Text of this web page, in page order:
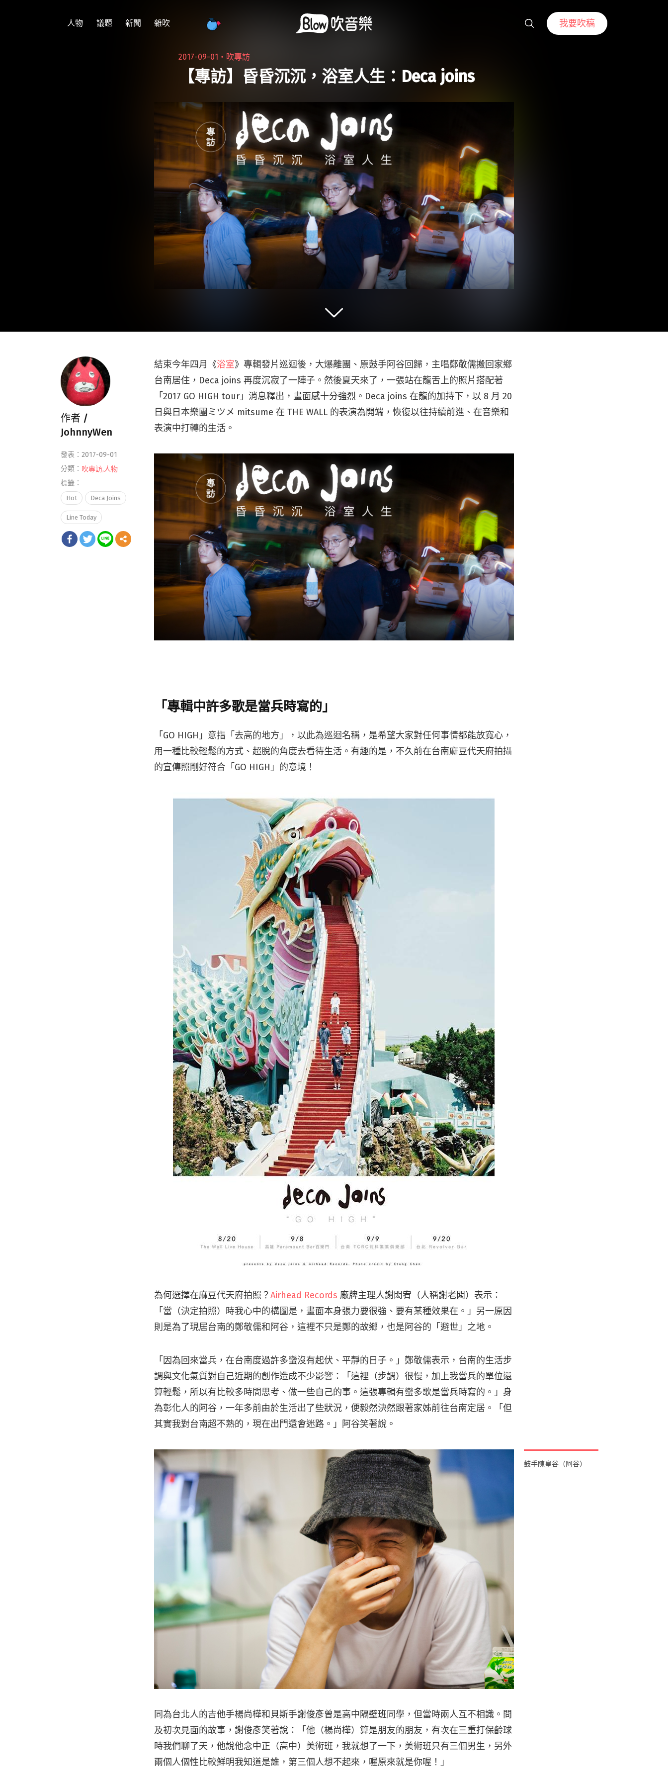
人物 議題 新聞 雜吹 我要吹稿
2017-09-01・ 吹專訪
【專訪】昏昏沉沉，浴室人生：Deca joins
結束今年四月《浴室》專輯發片巡迴後，大爆離團、原鼓手阿谷回歸，主唱鄭敬儒搬回家鄉
台南居住，Deca joins 再度沉寂了一陣子。然後夏天來了，一張站在龍舌上的照片搭配著
「2017 GO HIGH tour」消息釋出，畫面感十分強烈。Deca joins 在龍的加持下，以 8 月 20
日與日本樂團ミツメ mitsume 在 THE WALL 的表演為開端，恢復以往持續前進、在音樂和
表演中打轉的生活。
「專輯中許多歌是當兵時寫的」
「GO HIGH」意指「去高的地方」，以此為巡迴名稱，是希望大家對任何事情都能放寬心，
用一種比較輕鬆的方式、超脫的角度去看待生活。有趣的是，不久前在台南麻豆代天府拍攝
的宣傳照剛好符合「GO HIGH」的意境！
為何選擇在麻豆代天府拍照？Airhead Records 廠牌主理人謝閎宥（人稱謝老闆）表示：
「當（決定拍照）時我心中的構圖是，畫面本身張力要很強、要有某種效果在。」另一原因
則是為了現居台南的鄭敬儒和阿谷，這裡不只是鄭的故鄉，也是阿谷的「避世」之地。
「因為回來當兵，在台南度過許多蠻沒有起伏、平靜的日子。」鄭敬儒表示，台南的生活步
調與文化氣質對自己近期的創作造成不少影響：「這裡（步調）很慢，加上我當兵的單位還
算輕鬆，所以有比較多時間思考、做一些自己的事。這張專輯有蠻多歌是當兵時寫的。」身
為彰化人的阿谷，一年多前由於生活出了些狀況，便毅然決然跟著家姊前往台南定居。「但
其實我對台南超不熟的，現在出門還會迷路。」阿谷笑著說。
鼓手陳皇谷（阿谷）
同為台北人的吉他手楊尚樺和貝斯手謝俊彥曾是高中隔壁班同學，但當時兩人互不相識。問
及初次見面的故事，謝俊彥笑著說：「他（楊尚樺）算是朋友的朋友，有次在三重打保齡球
時我們聊了天，他說他念中正（高中）美術班，我就想了一下，美術班只有三個男生，另外
兩個人個性比較鮮明我知道是誰，第三個人想不起來，喔原來就是你喔！」
作者 /
JohnnyWen
發表：2017-09-01
分類： 吹專訪,人物
標籤：
Hot Deca Joins
Line Today